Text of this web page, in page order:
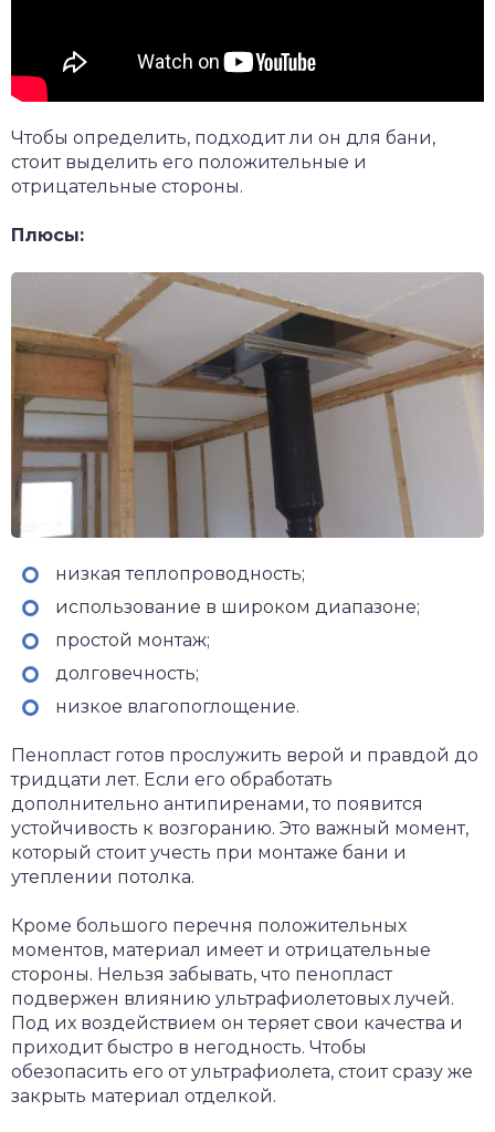
Чтобы определить, подходит ли он для бани,
стоит выделить его положительные и
отрицательные стороны.
Плюсы:
низкая теплопроводность;
использование в широком диапазоне;
простой монтаж;
долговечность;
низкое влагопоглощение.
Пенопласт готов прослужить верой и правдой до
тридцати лет. Если его обработать
дополнительно антипиренами, то появится
устойчивость к возгоранию. Это важный момент,
который стоит учесть при монтаже бани и
утеплении потолка.
Кроме большого перечня положительных
моментов, материал имеет и отрицательные
стороны. Нельзя забывать, что пенопласт
подвержен влиянию ультрафиолетовых лучей.
Под их воздействием он теряет свои качества и
приходит быстро в негодность. Чтобы
обезопасить его от ультрафиолета, стоит сразу же
закрыть материал отделкой.